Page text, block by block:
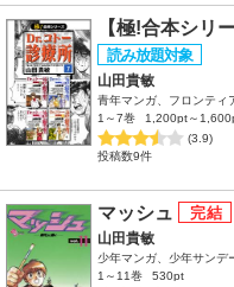
【極!合本シリ
山田貴敏
青年マンガ、フロンティ
1～7巻
1,200pt～
(3.9)
投稿数9件
マッシュ
山田貴敏
少年マンガ、少年サンデ
1～11巻
530pt